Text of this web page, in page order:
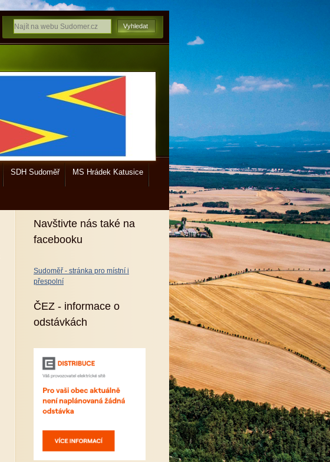
SDH Sudoměř MS Hrádek Katusice
Navštivte nás také na
facebooku
Sudoměř - stránka pro místní i
přespolní
ČEZ - informace o
odstávkách